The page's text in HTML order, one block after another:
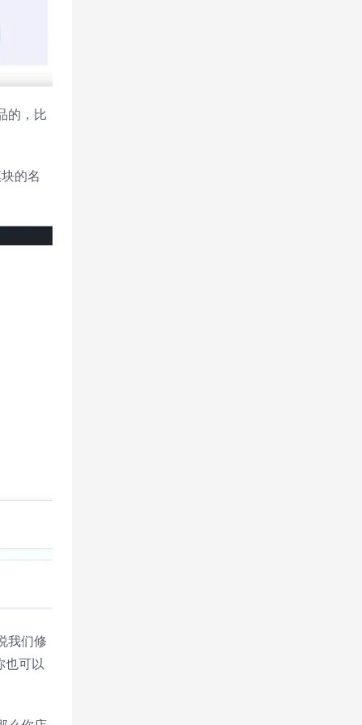
的，比
的名
我们修
也可以